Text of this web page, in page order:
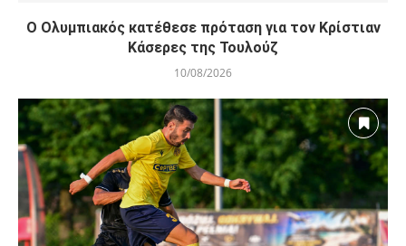
O Ολυμπιακός κατέθεσε πρόταση για τον Κρίστιαν
Κάσερες της Τουλούζ
10/08/2026